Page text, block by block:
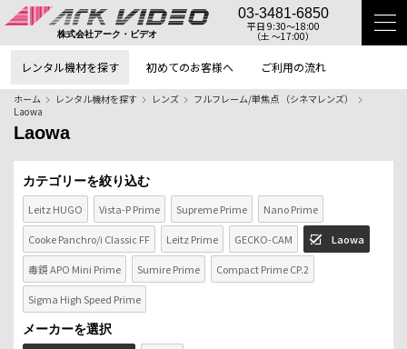
株式会社アーク・ビデオ
03-3481-6850
平日 9:30〜18:00
（土 〜17:00）
レンタル機材を探す 初めてのお客様へ ご利用の流れ
ホーム レンタル機材を探す レンズ
フルフレーム/単焦点 （シネマレンズ）
Laowa
Laowa
カテゴリーを絞り込む
Leitz HUGO
Vista-P Prime Supreme Prime Nano Prime
Cooke Panchro/i Classic FF Leitz Prime GECKO-CAM Laowa
毒鏡 APO Mini Prime Sumire Prime Compact Prime CP.2
Sigma High Speed Prime
メーカーを選択